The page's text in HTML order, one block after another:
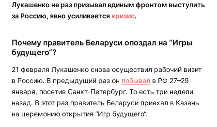
Лукашенко не раз призывал единым фронтом выступить
за Россию, явно усиливается кризис.
Почему правитель Беларуси опоздал на “Игры
будущего“?
21 февраля Лукашенко снова осуществил рабочий визит
в Россию. В предыдущий раз он побывал в РФ 27–29
января, посетив Санкт-Петербург. То есть три недели
назад. В этот раз правитель Беларуси приехал в Казань
на церемонию открытия “Игр будущего“.